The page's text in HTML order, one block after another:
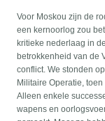
Voor Moskou zijn de
een kernoorlog zou
kritieke nederlaag in
betrokkenheid van de
conflict. We stonden
Militaire Operatie,
Alleen enkele
wapens en